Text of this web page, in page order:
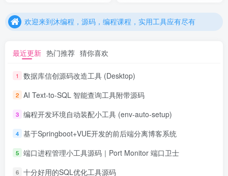
欢迎来到沐编程，源码，编程课程，实用工具应有尽有
最近更新 热门推荐 猜你喜欢
1 数据库信创源码改造工具 (Desktop)
2 AI Text-to-SQL 智能查询工具附带源码
3 编程开发环境自动装配小工具 (env-auto-setup)
4 基于Springboot+VUE开发的前后端分离博客系统
5 端口进程管理小工具源码｜Port Monitor 端口卫士
6 十分好用的SQL优化工具源码